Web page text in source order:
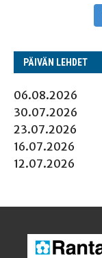
PÄI­VÄN LEHDET
06.08.2026
30.07.2026
23.07.2026
16.07.2026
12.07.2026